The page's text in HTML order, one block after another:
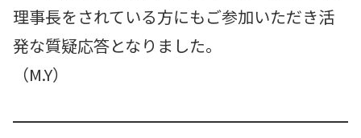
理事長をされている方にもご参加いただき活
発な質疑応答となりました。
（M.Y）